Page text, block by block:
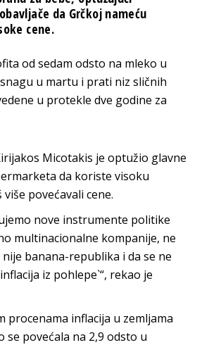
da Grčkoj nameću
cene.
od sedam odsto na mleko u
u martu i prati niz sličnih
u protekle dve godine za
Micotakis je optužio glavne
da koriste visoku
povećavali cene.
nove instrumente politike
multinacionalne kompanije, ne
banana-republika i da se ne
iz pohlepe`“, rekao je
procenama inflacija u zemljama
se povećala na 2,9 odsto u